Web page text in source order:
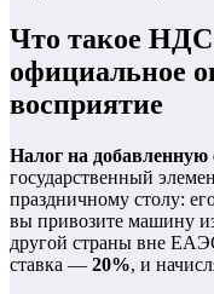
Что такое НДС
официальное
восприятие
Налог на
государственный
праздничному столу:
вы привозите машину
другой страны вне
ставка — 20%, и